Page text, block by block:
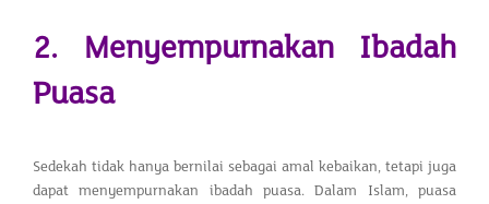
2. Menyempurnakan Ibadah
Puasa
Sedekah tidak hanya bernilai sebagai amal kebaikan, tetapi juga
dapat menyempurnakan ibadah puasa. Dalam Islam, puasa